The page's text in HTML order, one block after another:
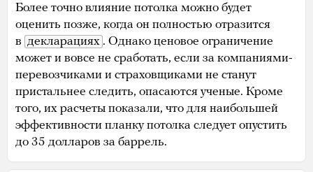
Более точно влияние потолка можно будет
оценить позже, когда он полностью отразится
в декларациях . Однако ценовое ограничение
может и вовсе не сработать, если за компаниями-
перевозчиками и страховщиками не станут
пристальнее следить, опасаются ученые. Кроме
того, их расчеты показали, что для наибольшей
эффективности планку потолка следует опустить
до 35 долларов за баррель.